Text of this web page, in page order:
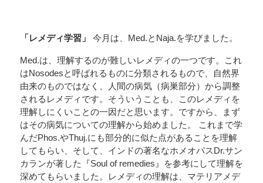
「レメディ学習」 今月は、Med.とNaja.を学びました。
Med.は、理解するのが難しいレメディの一つです。これ
はNosodesと呼ばれるものに分類されるもので、自然界
由来のものではなく、人間の病気（病巣部分）から調整
されるレメディです。そういうことも、このレメディを
理解しにくいことの一因だと思います。ですから、まず
はその病気についての理解から始めました。
これまで学
んだPhos.やThuj.にも部分的に似た点があることを理解
してもらい、そして、インドの著名なホメオパスDr.サン
カランが著した『Soul of remedies』を参考にして理解を
深めてもらいました。レメディの理解は、マテリアメデ